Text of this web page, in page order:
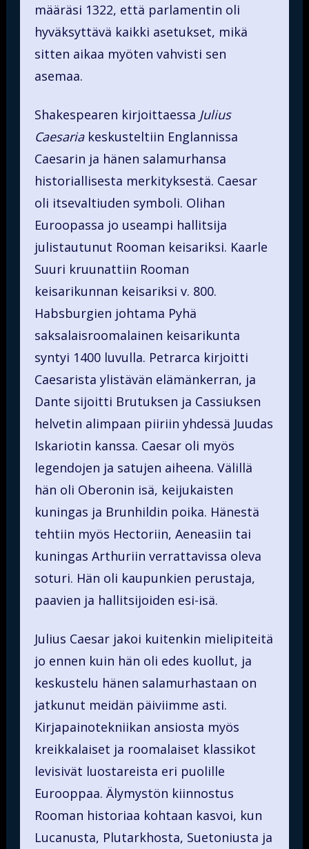
määräsi 1322, että parlamentin oli
hyväksyttävä kaikki asetukset, mikä
sitten aikaa myöten vahvisti sen
asemaa.
Shakespearen kirjoittaessa Julius
Caesariakeskusteltiin Englannissa
Caesarin ja hänen salamurhansa
historiallisesta merkityksestä. Caesar
oli itsevaltiuden symboli. Olihan
Euroopassa jo useampi hallitsija
julistautunut Rooman keisariksi. Kaarle
Suuri kruunattiin Rooman
keisarikunnan keisariksi v. 800.
Habsburgien johtama Pyhä
saksalaisroomalainen keisarikunta
syntyi 1400 luvulla. Petrarca kirjoitti
Caesarista ylistävän elämänkerran, ja
Dante sijoitti Brutuksen ja Cassiuksen
helvetin alimpaan piiriin yhdessä Juudas
Iskariotin kanssa. Caesar oli myös
legendojen ja satujen aiheena. Välillä
hän oli Oberonin isä, keijukaisten
kuningas ja Brunhildin poika. Hänestä
tehtiin myös Hectoriin, Aeneasiin tai
kuningas Arthuriin verrattavissa oleva
soturi. Hän oli kaupunkien perustaja,
paavien ja hallitsijoiden esi-isä.
Julius Caesar jakoi kuitenkin mielipiteitä
jo ennen kuin hän oli edes kuollut, ja
keskustelu hänen salamurhastaan on
jatkunut meidän päiviimme asti.
Kirjapainotekniikan ansiosta myös
kreikkalaiset ja roomalaiset klassikot
levisivät luostareista eri puolille
Eurooppaa. Älymystön kiinnostus
Rooman historiaa kohtaan kasvoi, kun
Lucanusta, Plutarkhosta, Suetoniusta ja